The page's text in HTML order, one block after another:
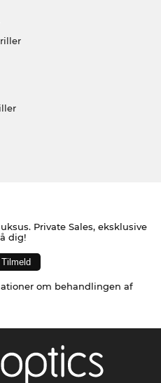
Private Sales, eksklusive
dig!
om behandlingen af